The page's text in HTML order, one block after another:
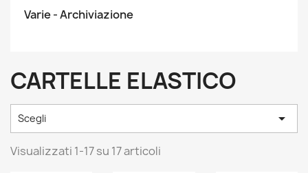
Varie - Archiviazione
CARTELLE ELASTICO
Scegli 
Visualizzati 1-17 su 17 articoli